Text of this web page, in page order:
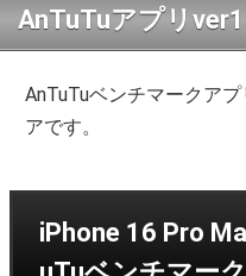
AnTuTuアプリ
AnTuTuベンチマークア
アです。
iPhone 16 Pro